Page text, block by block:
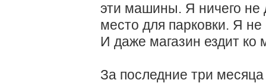
эти машины. Я ничего
место для парковки. Я
И даже магазин ездит ко
За последние три